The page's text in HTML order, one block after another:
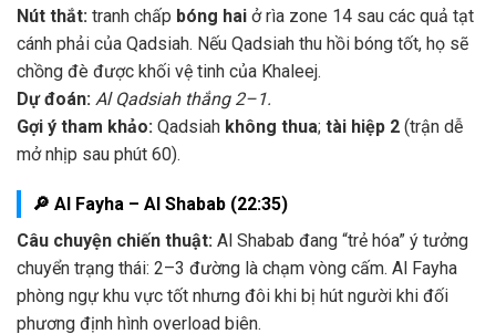
Nút thắt: tranh chấp bóng hai ở rìa zone 14 sau các quả tạt
cánh phải của Qadsiah. Nếu Qadsiah thu hồi bóng tốt, họ sẽ
chồng đè được khối vệ tinh của Khaleej.
Dự đoán: Al Qadsiah thắng 2–1.
Gợi ý tham khảo: Qadsiah không thua; tài hiệp 2 (trận dễ
mở nhịp sau phút 60).
🔎 Al Fayha – Al Shabab (22:35)
Câu chuyện chiến thuật: Al Shabab đang “trẻ hóa” ý tưởng
chuyển trạng thái: 2–3 đường là chạm vòng cấm. Al Fayha
phòng ngự khu vực tốt nhưng đôi khi bị hút người khi đối
phương định hình overload biên.